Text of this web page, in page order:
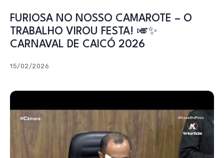
FURIOSA NO NOSSO CAMAROTE – O
TRABALHO VIROU FESTA! 🎺✨
CARNAVAL DE CAICÓ 2026
15/02/2026